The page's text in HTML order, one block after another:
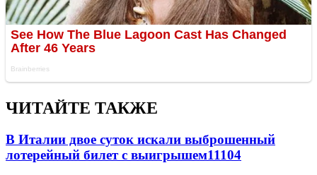
ЧИТАЙТЕ ТАКЖЕ
В Италии двое суток искали выброшенный
лотерейный билет с выигрышем11104